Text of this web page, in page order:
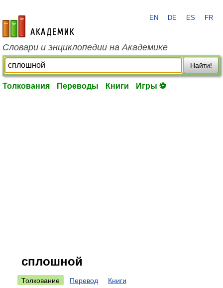
academic.ru
EN DE ES FR
Словари и энциклопедии на Академике
Найти!
Толкования Переводы Книги Игры ⚽
сплошной
Толкование Перевод Книги